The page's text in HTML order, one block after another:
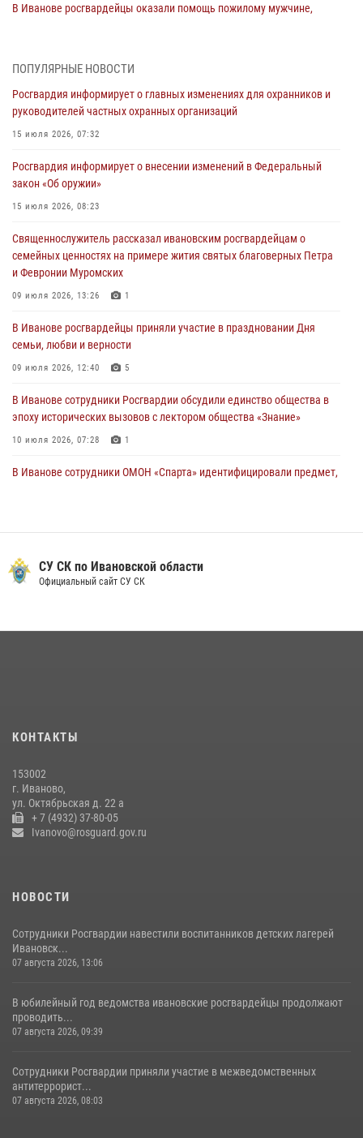
В Иванове росгвардейцы оказали помощь пожилому мужчине,
торжественных мероприятиях, посвященных празднованию Дня
Воздушно-десантных войск
02 августа 2026, 11:46
Мероприятия в рамках акции «Каникулы с Росгвардией»
продолжаются в Ивановской области
31 июля 2026, 11:08
В Ивановской области при содействии Росгвардии задержаны
подозреваемые в серии автомобильных краж
30 июля 2026, 12:41
празднования Дня Крещения Руси
28 июля 2026, 08:57
ПОПУЛЯРНЫЕ НОВОСТИ
Росгвардия информирует о главных изменениях для охранников и
руководителей частных охранных организаций
15 июля 2026, 07:32
Росгвардия информирует о внесении изменений в Федеральный
закон «Об оружии»
15 июля 2026, 08:23
Священнослужитель рассказал ивановским росгвардейцам о
семейных ценностях на примере жития святых благоверных Петра
и Февронии Муромских
09 июля 2026, 13:26 1
В Иванове росгвардейцы приняли участие в праздновании Дня
семьи, любви и верности
09 июля 2026, 12:40 5
В Иванове сотрудники Росгвардии обсудили единство общества в
эпоху исторических вызовов с лектором общества «Знание»
10 июля 2026, 07:28 1
В Иванове сотрудники ОМОН «Спарта» идентифицировали предмет,
15 июля 2026, 13:03
В Иванове росгвардейцы обеспечили безопасность граждан во
«Россия»
20 июля 2026, 09:12 3
СУ СК по Ивановской области
Официальный сайт СУ СК
КОНТАКТЫ
153002
г. Иваново,
ул. Октябрьская д. 22 а
+ 7 (4932) 37-80-05
Ivanovo@rosguard.gov.ru
НОВОСТИ
Сотрудники Росгвардии навестили воспитанников детских лагерей
Ивановск...
07 августа 2026, 13:06
В юбилейный год ведомства ивановские росгвардейцы продолжают
проводить...
07 августа 2026, 09:39
Сотрудники Росгвардии приняли участие в межведомственных
антитеррорист...
07 августа 2026, 08:03